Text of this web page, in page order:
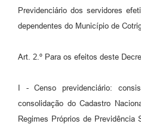
Previdenciário dos servidores
dependentes do Município de
Art. 2.º Para os efeitos deste
I - Censo previdenciário:
consolidação do Cadastro
Regimes Próprios de Previdência